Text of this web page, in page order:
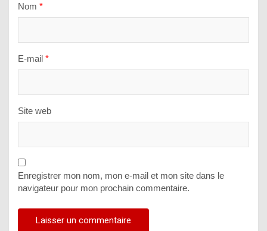
Nom *
E-mail *
Site web
Enregistrer mon nom, mon e-mail et mon site dans le
navigateur pour mon prochain commentaire.